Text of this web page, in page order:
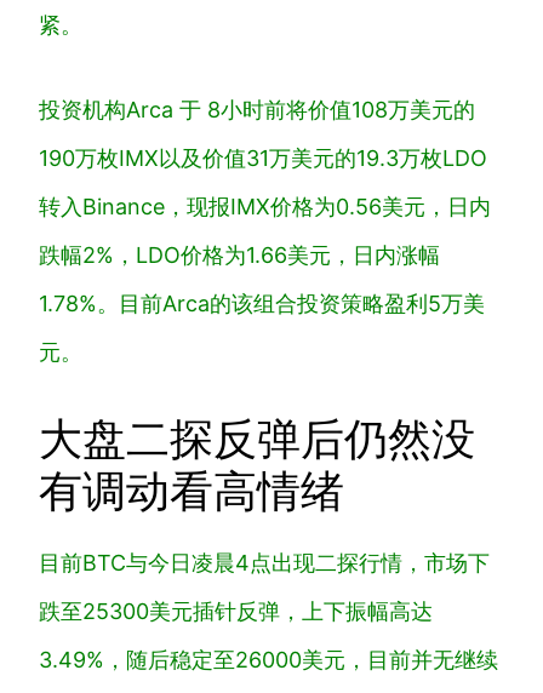
紧。
投资机构Arca 于 8小时前将价值108万美元的
190万枚IMX以及价值31万美元的19.3万枚LDO
转入Binance，现报IMX价格为0.56美元，日内
跌幅2%，LDO价格为1.66美元，日内涨幅
1.78%。目前Arca的该组合投资策略盈利5万美
元。
大盘二探反弹后仍然没
有调动看高情绪
目前BTC与今日凌晨4点出现二探行情，市场下
跌至25300美元插针反弹，上下振幅高达
3.49%，随后稳定至26000美元，目前并无继续